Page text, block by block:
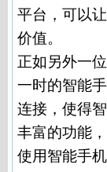
平台，可以
价值。
正如另外一
一时的智能
连接，使得
丰富的功能
使用智能手机